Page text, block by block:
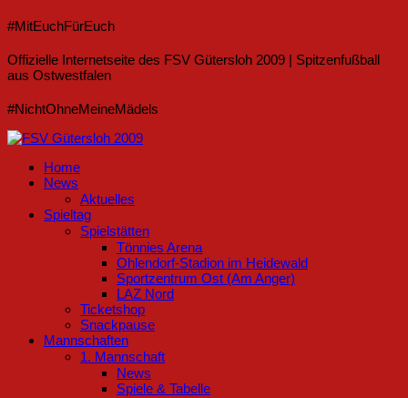
#MitEuchFürEuch
Offizielle Internetseite des FSV Gütersloh 2009 | Spitzenfußball
aus Ostwestfalen
#NichtOhneMeineMädels
Home
News
Aktuelles
Spieltag
Spielstätten
Tönnies Arena
Ohlendorf-Stadion im Heidewald
Sportzentrum Ost (Am Anger)
LAZ Nord
Ticketshop
Snackpause
Mannschaften
1. Mannschaft
News
Spiele & Tabelle